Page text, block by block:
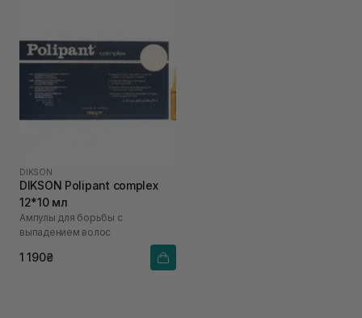
DIKSON
DIKSON Polipant complex
12*10 мл
Ампулы для борьбы с
выпадением волос
1 190₴